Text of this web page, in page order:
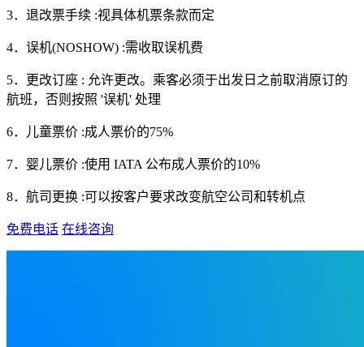
3．退改票手续 :视具体机票条款而定
4．误机(NOSHOW) :需收取误机费
5．更改订座 : 允许更改。乘客必须于出发日之前取消原订的
航班，否则按照 '误机' 处理
6．儿童票价 :成人票价的75%
7．婴儿票价 :使用 IATA 公布成人票价的10%
8．航司更换 :可以按客户要求改变航空公司和转机点
免费电话 在线咨询